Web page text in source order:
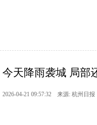
今天降雨袭城 局部
2026-04-21 09:57:32 来源: 杭州日报